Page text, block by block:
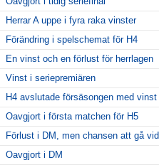
Herrar A uppe i fyra raka vinster
Förändring i spelschemat för H4
En vinst och en förlust för herrlagen
Vinst i seriepremiären
H4 avslutade försäsongen med vinst
Oavgjort i första matchen för H5
Förlust i DM, men chansen att gå
Oavgjort i DM